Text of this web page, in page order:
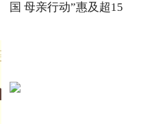
国 母亲行动”惠及超15